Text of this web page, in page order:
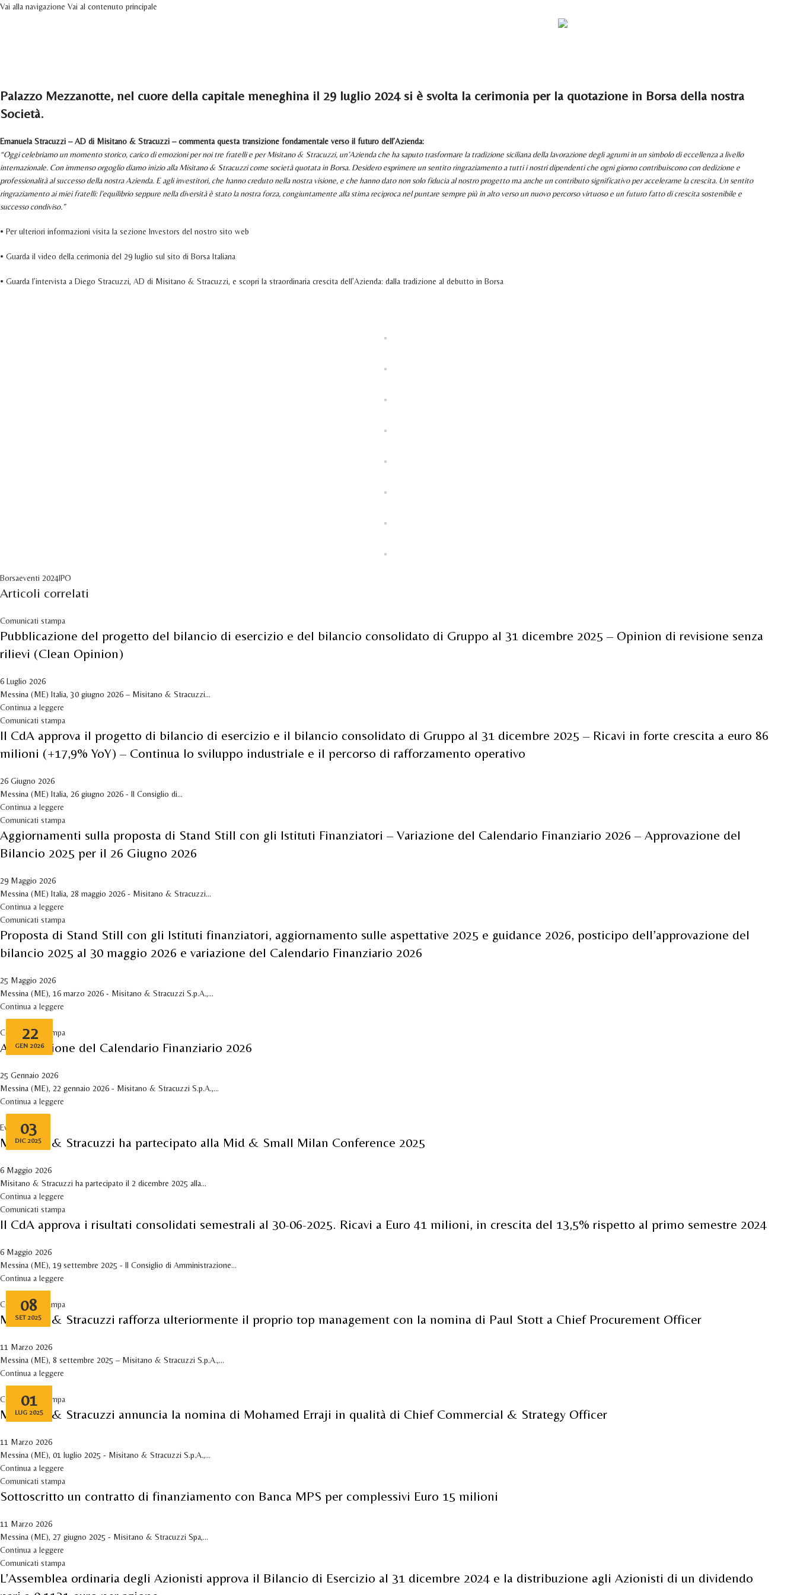
Vai alla navigazione Vai al contenuto principale
Palazzo Mezzanotte, nel cuore della capitale meneghina il 29 luglio 2024 si è svolta la cerimonia per la quotazione in Borsa della nostra
Società.
Emanuela Stracuzzi – AD di Misitano & Stracuzzi – commenta questa transizione fondamentale verso il futuro dell’Azienda:
“Oggi celebriamo un momento storico, carico di emozioni per noi tre fratelli e per Misitano & Stracuzzi, un’Azienda che ha saputo trasformare la tradizione siciliana della lavorazione degli agrumi in un simbolo di eccellenza a livello
internazionale. Con immenso orgoglio diamo inizio alla Misitano & Stracuzzi come società quotata in Borsa. Desidero esprimere un sentito ringraziamento a tutti i nostri dipendenti che ogni giorno contribuiscono con dedizione e
professionalità al successo della nostra Azienda. E agli investitori, che hanno creduto nella nostra visione, e che hanno dato non solo fiducia al nostro progetto ma anche un contributo significativo per accelerarne la crescita. Un sentito
ringraziamento ai miei fratelli: l’equilibrio seppure nella diversità è stato la nostra forza, congiuntamente alla stima reciproca nel puntare sempre più in alto verso un nuovo percorso virtuoso e un futuro fatto di crescita sostenibile e
successo condiviso.”
• Per ulteriori informazioni visita la sezione Investors del nostro sito web
• Guarda il video della cerimonia del 29 luglio sul sito di Borsa Italiana
• Guarda l’intervista a Diego Stracuzzi, AD di Misitano & Stracuzzi, e scopri la straordinaria crescita dell’Azienda: dalla tradizione al debutto in Borsa
Borsaeventi 2024IPO
Articoli correlati
Comunicati stampa
Pubblicazione del progetto del bilancio di esercizio e del bilancio consolidato di Gruppo al 31 dicembre 2025 – Opinion di revisione senza
rilievi (Clean Opinion)
6 Luglio 2026
Messina (ME) Italia, 30 giugno 2026 – Misitano & Stracuzzi...
Continua a leggere
Comunicati stampa
Il CdA approva il progetto di bilancio di esercizio e il bilancio consolidato di Gruppo al 31 dicembre 2025 – Ricavi in forte crescita a euro 86
milioni (+17,9% YoY) – Continua lo sviluppo industriale e il percorso di rafforzamento operativo
26 Giugno 2026
Messina (ME) Italia, 26 giugno 2026 - Il Consiglio di...
Continua a leggere
Comunicati stampa
Aggiornamenti sulla proposta di Stand Still con gli Istituti Finanziatori – Variazione del Calendario Finanziario 2026 – Approvazione del
Bilancio 2025 per il 26 Giugno 2026
29 Maggio 2026
Messina (ME) Italia, 28 maggio 2026 - Misitano & Stracuzzi...
Continua a leggere
Comunicati stampa
Proposta di Stand Still con gli Istituti finanziatori, aggiornamento sulle aspettative 2025 e guidance 2026, posticipo dell’approvazione del
bilancio 2025 al 30 maggio 2026 e variazione del Calendario Finanziario 2026
25 Maggio 2026
Messina (ME), 16 marzo 2026 - Misitano & Stracuzzi S.p.A.,...
Continua a leggere
22
GEN 2026
Comunicati stampa
Approvazione del Calendario Finanziario 2026
25 Gennaio 2026
Messina (ME), 22 gennaio 2026 - Misitano & Stracuzzi S.p.A.,...
Continua a leggere
03
DIC 2025
Eventi
Misitano & Stracuzzi ha partecipato alla Mid & Small Milan Conference 2025
6 Maggio 2026
Misitano & Stracuzzi ha partecipato il 2 dicembre 2025 alla...
Continua a leggere
Comunicati stampa
Il CdA approva i risultati consolidati semestrali al 30-06-2025. Ricavi a Euro 41 milioni, in crescita del 13,5% rispetto al primo semestre 2024
6 Maggio 2026
Messina (ME), 19 settembre 2025 - Il Consiglio di Amministrazione...
Continua a leggere
08
SET 2025
Comunicati stampa
Misitano & Stracuzzi rafforza ulteriormente il proprio top management con la nomina di Paul Stott a Chief Procurement Officer
11 Marzo 2026
Messina (ME), 8 settembre 2025 – Misitano & Stracuzzi S.p.A.,...
Continua a leggere
01
LUG 2025
Comunicati stampa
Misitano & Stracuzzi annuncia la nomina di Mohamed Erraji in qualità di Chief Commercial & Strategy Officer
11 Marzo 2026
Messina (ME), 01 luglio 2025 - Misitano & Stracuzzi S.p.A.,...
Continua a leggere
Comunicati stampa
Sottoscritto un contratto di finanziamento con Banca MPS per complessivi Euro 15 milioni
11 Marzo 2026
Messina (ME), 27 giugno 2025 - Misitano & Stracuzzi Spa,...
Continua a leggere
Comunicati stampa
L’Assemblea ordinaria degli Azionisti approva il Bilancio di Esercizio al 31 dicembre 2024 e la distribuzione agli Azionisti di un dividendo